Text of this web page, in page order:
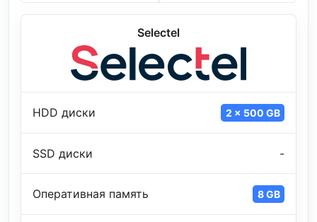
Selectel
HDD диски 2 x 500 GB
SSD диски -
Оперативная память 8 GB